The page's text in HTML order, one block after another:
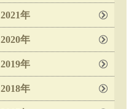
2021年
2020年
2019年
2018年